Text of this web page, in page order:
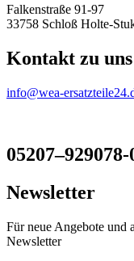
Falkenstraße 91-97
33758 Schloß Holte-
Kontakt zu uns
info@wea-
05207–929078-
Newsletter
Für neue Angebote und
Newsletter